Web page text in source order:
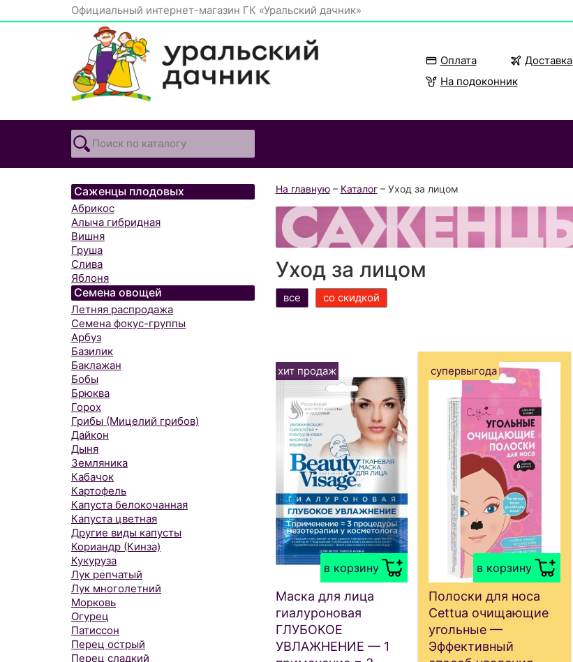
Официальный интернет-магазин ГК «Уральский дачник»
Оплата Доставка
На подоконник
Саженцы плодовых
Абрикос
Алыча гибридная
Вишня
Груша
Слива
Яблоня
Семена овощей
Летняя распродажа
Семена фокус-группы
Арбуз
Базилик
Баклажан
Бобы
Брюква
Горох
Грибы (Мицелий грибов)
Дайкон
Дыня
Земляника
Кабачок
Картофель
Капуста белокочанная
Капуста цветная
Другие виды капусты
Кориандр (Кинза)
Кукуруза
Лук репчатый
Лук многолетний
Морковь
Огурец
Патиссон
Перец острый
Перец сладкий
На главную– Каталог– Уход за лицом
Уход за лицом
все
со скидкой
в корзину
хит продаж
Маска для лица
гиалуроновая
ГЛУБОКОЕ
УВЛАЖНЕНИЕ — 1
в корзину
супервыгода
Полоски для носа
Cettua очищающие
угольные —
Эффективный